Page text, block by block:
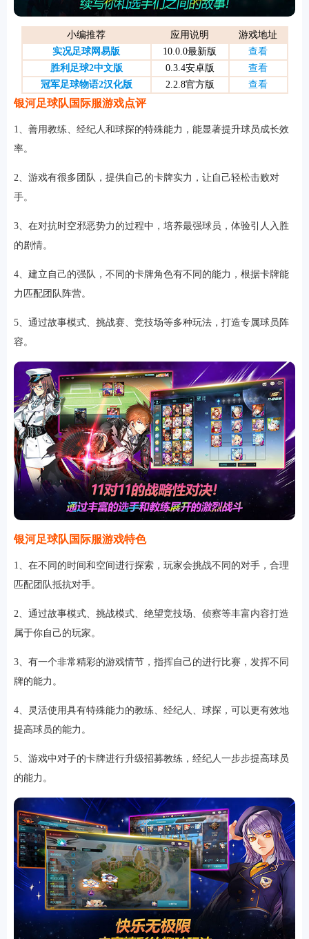
游戏
专题
角色扮演小游戏 恋爱养成 沙盒模组up主自制赛车竞速策略塔防动作射
益智休闲
系统工具影音播放游戏辅助摄影美颜办公商务旅游出行金融理财娱乐
趣味新闻阅读考试学习AI软件健康运动生活购物地图导航主题桌面
小编推荐 应用说明
游戏地址
实况足球网易版
10.0.0最新版
查看
胜利足球2中文版
0.3.4安卓版
查看
冠军足球物语2汉化版
2.2.8官方版 查看
银河足球队国际服游戏点评
1、善用教练、经纪人和球探的特殊能力，能显著提升球员成长效
率。
2、游戏有很多团队，提供自己的卡牌实力，让自己轻松击败对
手。
3、在对抗时空邪恶势力的过程中，培养最强球员，体验引人入胜
的剧情。
4、建立自己的强队，不同的卡牌角色有不同的能力，根据卡牌能
力匹配团队阵营。
5、通过故事模式、挑战赛、竞技场等多种玩法，打造专属球员阵
容。
银河足球队国际服游戏特色
1、在不同的时间和空间进行探索，玩家会挑战不同的对手，合理
匹配团队抵抗对手。
2、通过故事模式、挑战模式、绝望竞技场、侦察等丰富内容打造
属于你自己的玩家。
3、有一个非常精彩的游戏情节，指挥自己的进行比赛，发挥不同
牌的能力。
4、灵活使用具有特殊能力的教练、经纪人、球探，可以更有效地
提高球员的能力。
5、游戏中对子的卡牌进行升级招募教练，经纪人一步步提高球员
的能力。